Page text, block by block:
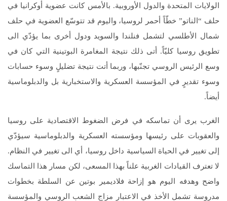
الولايات المتحدة والدول الأوروبية. بالأمس كانت عضوية أوكرانيا في
حلف “الناتو” خطّاً أحمر لروسيا، واليوم قد تتوسّع العضوية في حلف
شمال الأطلسي لتشمل فنلندا والسويد ودول أخرى بما يؤدّي الى
تطويق روسيا كليّاً. أتى ذلك نتيجة المغامرة البوتينية التي كان في
وسع الرئيس الروسي تجنّبها، وربما أتت نتيجة تضليلٍ وسوء حسابات
وسوء تقديرٍ في المؤسسة العسكرية والاستخبارية بل والدبلوماسية
أيضاً.
الغرب يرى أن تماسكه في فرض الضغوط الاقتصادية على روسيا
والعقوبات على رئيسها ومؤسسته العسكرية والدبلوماسية سيؤدّي
إلى تغيير في الحياة السياسية داخل روسيا، أي الى تغيير في النظام.
لا تعترف القيادات الغربية علناً بهذا المسعى، لكن مسار هذا التماسك
واضح وهدفه اليوم هو إزاحة فلاديمير بوتين عن السلطة بخطوات
مدروسة تشمل الأخذ في الاعتبار مزاج الشعب الروسي والمؤسسة